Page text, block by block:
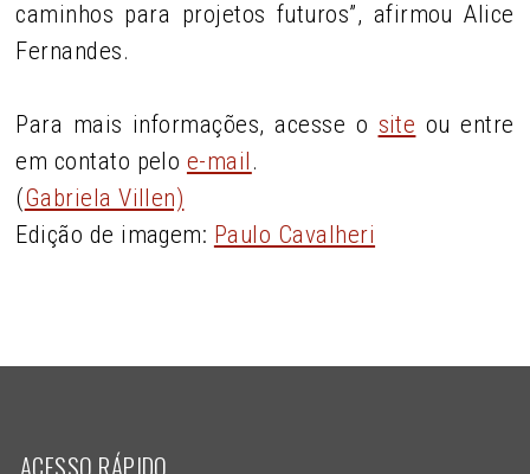
caminhos para projetos futuros”, afirmou Alice
Fernandes.
Para mais informações, acesse o site ou entre
em contato pelo e-mail .
(Gabriela Villen)
Edição de imagem: Paulo Cavalheri
ACESSO RÁPIDO